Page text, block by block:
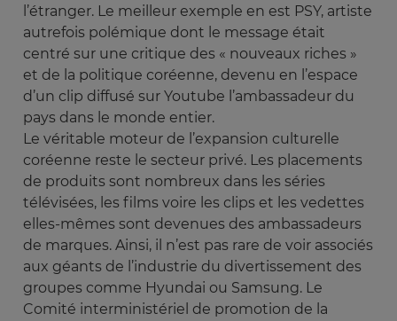
l’étranger. Le meilleur exemple en est PSY, artiste
autrefois polémique dont le message était
centré sur une critique des « nouveaux riches »
et de la politique coréenne, devenu en l’espace
d’un clip diffusé sur Youtube l’ambassadeur du
pays dans le monde entier.
Le véritable moteur de l’expansion culturelle
coréenne reste le secteur privé. Les placements
de produits sont nombreux dans les séries
télévisées, les films voire les clips et les vedettes
elles-mêmes sont devenues des ambassadeurs
de marques. Ainsi, il n’est pas rare de voir associés
aux géants de l’industrie du divertissement des
groupes comme Hyundai ou Samsung. Le
Comité interministériel de promotion de la